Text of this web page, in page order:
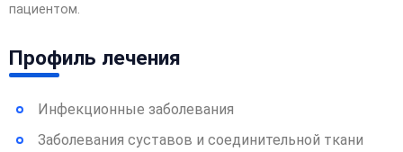
пациентом.
Профиль лечения
Инфекционные заболевания
Заболевания суставов и соединительной ткани